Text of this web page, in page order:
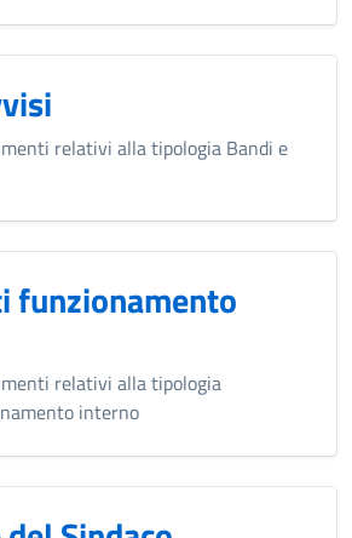
relativi alla tipologia Bandi e
funzionamento
relativi alla tipologia
interno